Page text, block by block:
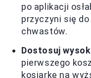
po aplikacji
przyczyni się
chwastów.
Dostosuj
pierwszego
kosiarkę na